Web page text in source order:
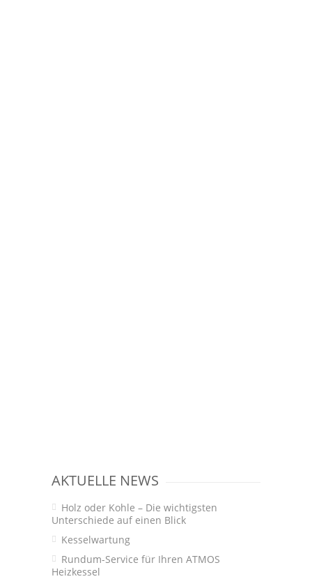
AKTUELLE NEWS
Holz oder Kohle – Die wichtigsten
Unterschiede auf einen Blick
Kesselwartung
Rundum-Service für Ihren ATMOS
Heizkessel